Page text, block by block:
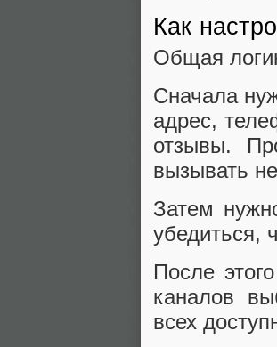
Как
Общая
Сначала
адрес,
отзывы.
вызывать
Затем
убедиться,
После
каналов
всех